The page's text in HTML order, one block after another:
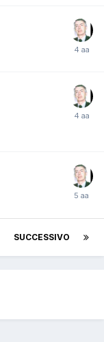
SUCCESSIVO